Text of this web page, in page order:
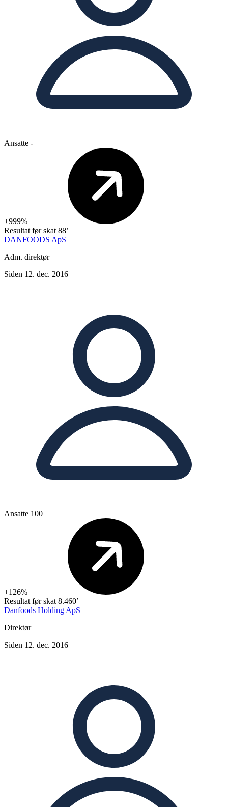
Ansatte -
+999%
Resultat før skat 88’
DANFOODS ApS
Adm. direktør
Siden 12. dec. 2016
Ansatte 100
+126%
Resultat før skat 8.460’
Danfoods Holding ApS
Direktør
Siden 12. dec. 2016